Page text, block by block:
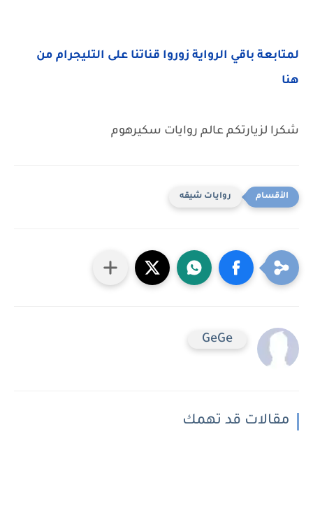
لمتابعة باقي الرواية زوروا قناتنا على التليجرام من
هنا
شكرا لزيارتكم عالم روايات سكيرهوم
روايات شيقه
GeGe
مقالات قد تهمك